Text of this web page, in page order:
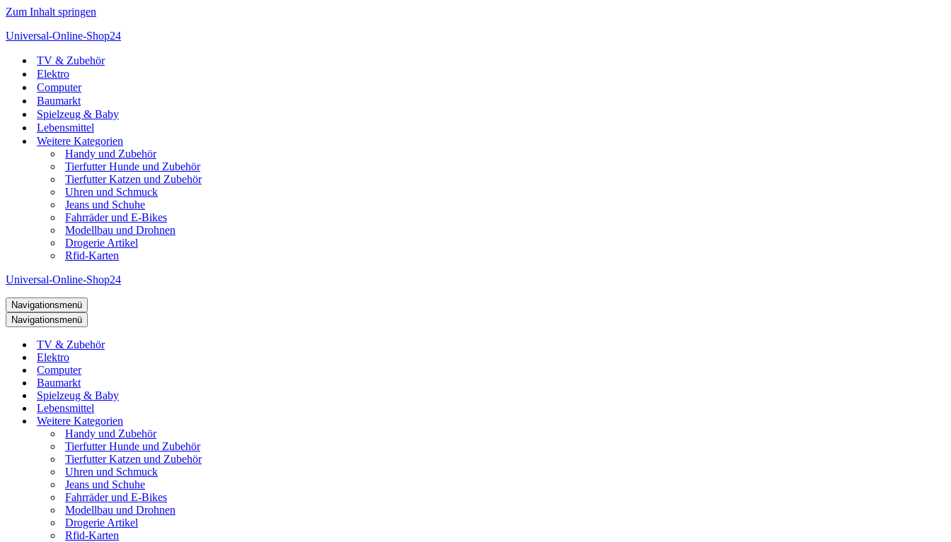
Zum Inhalt springen
Universal-Online-Shop24
TV & Zubehör
Elektro
Computer
Baumarkt
Spielzeug & Baby
Lebensmittel
Weitere Kategorien
Handy und Zubehör
Tierfutter Hunde und Zubehör
Tierfutter Katzen und Zubehör
Uhren und Schmuck
Jeans und Schuhe
Fahrräder und E-Bikes
Modellbau und Drohnen
Drogerie Artikel
Rfid-Karten
Universal-Online-Shop24
Navigationsmenü
Navigationsmenü
TV & Zubehör
Elektro
Computer
Baumarkt
Spielzeug & Baby
Lebensmittel
Weitere Kategorien
Handy und Zubehör
Tierfutter Hunde und Zubehör
Tierfutter Katzen und Zubehör
Uhren und Schmuck
Jeans und Schuhe
Fahrräder und E-Bikes
Modellbau und Drohnen
Drogerie Artikel
Rfid-Karten